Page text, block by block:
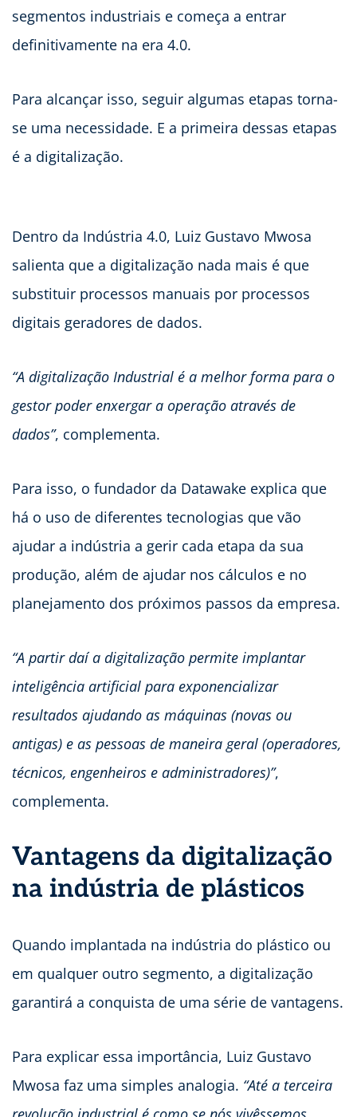
segmentos industriais e começa a entrar
definitivamente na era 4.0.
Para alcançar isso, seguir algumas etapas torna-
se uma necessidade. E a primeira dessas etapas
é a digitalização.
Dentro da Indústria 4.0, Luiz Gustavo Mwosa
salienta que a digitalização nada mais é que
substituir processos manuais por processos
digitais geradores de dados.
“A digitalização Industrial é a melhor forma para o
gestor poder enxergar a operação através de
dados”, complementa.
Para isso, o fundador da Datawake explica que
há o uso de diferentes tecnologias que vão
ajudar a indústria a gerir cada etapa da sua
produção, além de ajudar nos cálculos e no
planejamento dos próximos passos da empresa.
“A partir daí a digitalização permite implantar
inteligência artificial para exponencializar
resultados ajudando as máquinas (novas ou
antigas) e as pessoas de maneira geral (operadores,
técnicos, engenheiros e administradores)”,
complementa.
Vantagens da digitalização
na indústria de plásticos
Quando implantada na indústria do plástico ou
em qualquer outro segmento, a digitalização
garantirá a conquista de uma série de vantagens.
Para explicar essa importância, Luiz Gustavo
Mwosa faz uma simples analogia. “Até a terceira